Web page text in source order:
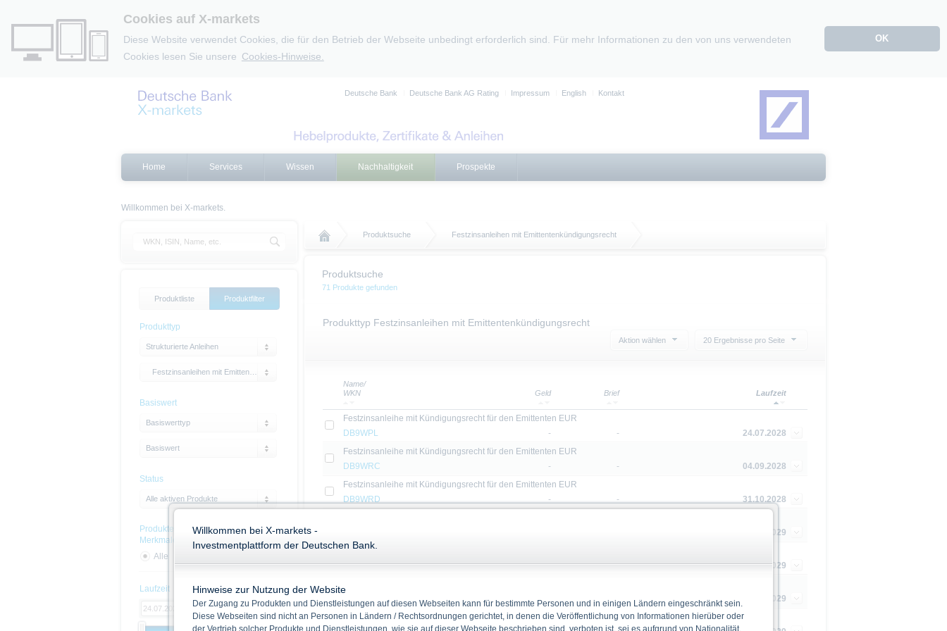
Cookies auf X-markets
Diese Website verwendet Cookies, die für den Betrieb der Webseite unbedingt erforderlich sind. Für mehr Informationen zu den von uns verwendeten
Cookies lesen Sie unsere Cookies-Hinweise.
OK
Deutsche Bank Deutsche Bank AG Rating Impressum English Kontakt
Home Services Wissen Nachhaltigkeit Prospekte
Willkommen bei X-markets.
Produktsuche Festzinsanleihen mit Emittentenkündigungsrecht
Produktsuche
71 Produkte gefunden
Produkttyp Festzinsanleihen mit Emittentenkündigungsrecht
Aktion wählen 20 Ergebnisse pro Seite
Name/
WKN
Geld Brief Laufzeit
Festzinsanleihe mit Kündigungsrecht für den Emittenten EUR
DB9WPL
- -
24.07.2028
Festzinsanleihe mit Kündigungsrecht für den Emittenten EUR
DB9WRC
- -
04.09.2028
Festzinsanleihe mit Kündigungsrecht für den Emittenten EUR
DB9WRD
- -
31.10.2028
05.03.2029
Festzinsanleihe mit Kündigungsrecht für den Emittenten EUR
DB9VQY
- -
04.04.2029
DB9VRH
18.04.2029
Festzinsanleihe mit Kündigungsrecht für den Emittenten EUR
Produktliste Produktfilter
Produkttyp
Strukturierte Anleihen
Basiswert
Basiswerttyp
Basiswert
Status
Alle aktiven Produkte
Produkte mit Nachhaltigskeits-
Merkmalen
Alle
Laufzeit
Willkommen bei X-markets -
Investmentplattform der Deutschen Bank.
Hinweise zur Nutzung der Website
Der Zugang zu Produkten und Dienstleistungen auf diesen Webseiten kann für bestimmte Personen und in einigen Ländern eingeschränkt sein.
Diese Webseiten sind nicht an Personen in Ländern / Rechtsordnungen gerichtet, in denen die Veröffentlichung von Informationen hierüber oder
der Vertrieb solcher Produkte und Dienstleistungen, wie sie auf dieser Webseite beschrieben sind, verboten ist, sei es aufgrund von Nationalität,